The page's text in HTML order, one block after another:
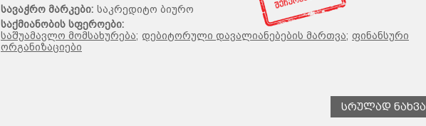
სავაჭრო მარკები: საკრედიტო ბიურო
საქმიანობის სფეროები:
საშუამავლო მომსახურება; დებიტორული დავალიანებების მართვა; ფინანსური
ორგანიზაციები
Სრულად Ნახვა